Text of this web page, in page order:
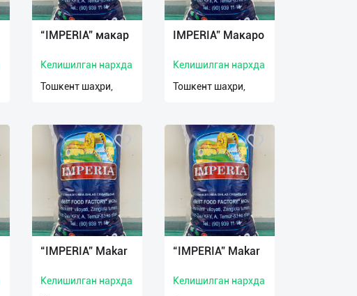
“IMPERIA” макар
Келишилган нархда
Тошкент шаҳри,
IMPERIA” Макаро
Келишилган нархда
Тошкент шаҳри,
“IMPERIA” Makar
Келишилган нархда
“IMPERIA” Makar
Келишилган нархда